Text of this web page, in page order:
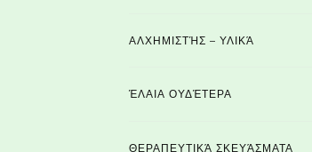
ΑΛΧΗΜΙΣΤΉΣ – ΥΛΙΚΆ
ΈΛΑΙΑ ΟΥΔΈΤΕΡΑ
ΘΕΡΑΠΕΥΤΙΚΆ ΣΚΕΥΆΣΜΑΤΑ